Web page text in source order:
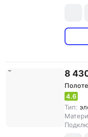
8
4.6
Тип: